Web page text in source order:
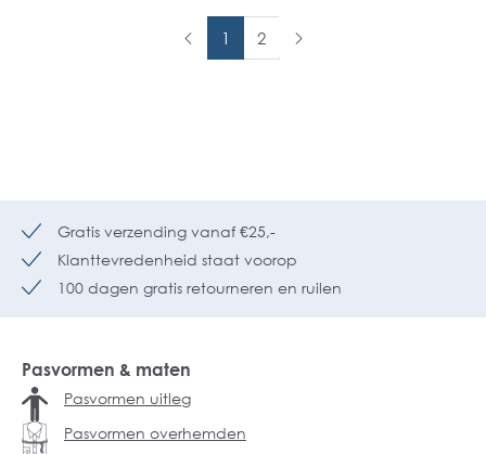
1 2
Gratis verzending vanaf €25,-
Klanttevredenheid staat voorop
100 dagen gratis retourneren en ruilen
Pasvormen & maten
Pasvormen uitleg
Pasvormen overhemden